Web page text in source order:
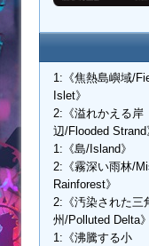
1:《焦熱島嶼域/
Islet》
2:《溢れかえる岸
辺/Flooded Strand
1:《島/Island》
2:《霧深い雨林/
Rainforest》
2:《汚染された三
州/Polluted Delta》
1:《沸騰する小